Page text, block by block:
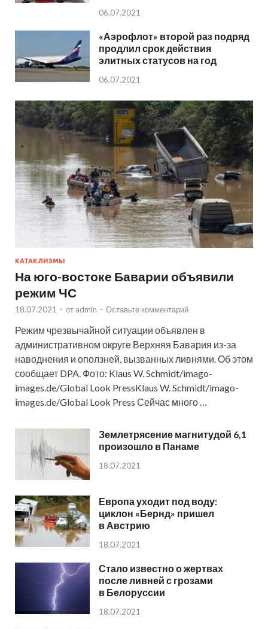
06.07.2021
«Аэрофлот» второй раз подряд
продлил срок действия
элитных статусов на год
06.07.2021
КАТАКЛИЗМЫ
На юго-востоке Баварии объявили
режим ЧС
18.07.2021 - от admin - Оставьте комментарий
Режим чрезвычайной ситуации объявлен в
административном округе Верхняя Бавария из-за
наводнения и оползней, вызванных ливнями. Об этом
сообщает DPA. Фото: Klaus W. Schmidt/imago-
images.de/Global Look PressKlaus W. Schmidt/imago-
images.de/Global Look Press Сейчас много …
Землетрясение магнитудой 6,1
произошло в Панаме
18.07.2021
Европа уходит под воду:
циклон «Бернд» пришел
в Австрию
18.07.2021
Стало известно о жертвах
после ливней с грозами
в Белоруссии
18.07.2021